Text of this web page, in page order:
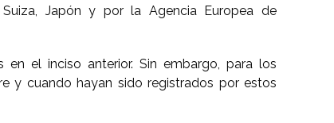
Japón y por la Agencia Europea de
el inciso anterior. Sin embargo, para los
y cuando hayan sido registrados por estos